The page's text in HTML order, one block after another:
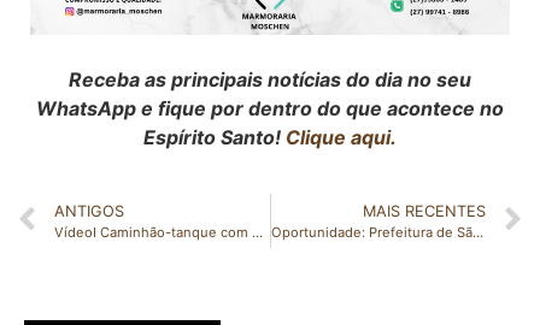
Receba as principais notícias do dia no seu
WhatsApp e fique por dentro do que acontece no
Espírito Santo! Clique aqui.
ANTIGOS
VídeoI Caminhão-tanque com 20 mil litros de gasolina em chamas cria risco de explosão em Águia Branca
MAIS RECENTES
Oportunidade: Prefeitura de São Gabriel abre processo seletivo simplificado da Secretaria Municipal de Saúde nº. 001/2023